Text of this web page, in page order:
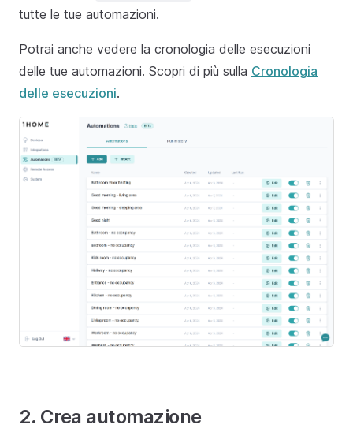
tutte le tue automazioni.
Potrai anche vedere la cronologia delle esecuzioni
delle tue automazioni. Scopri di più sulla Cronologia
delle esecuzioni.
2. Crea automazione